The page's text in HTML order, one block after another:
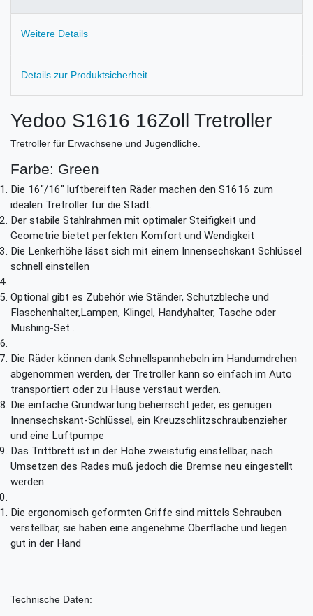
Weitere Details
Details zur Produktsicherheit
Yedoo S1616 16Zoll Tretroller
Tretroller für Erwachsene und Jugendliche.
Farbe: Green
Die 16"/16" luftbereiften Räder machen den S1616 zum
idealen Tretroller für die Stadt.
Der stabile Stahlrahmen mit optimaler Steifigkeit und
Geometrie bietet perfekten Komfort und Wendigkeit
Die Lenkerhöhe lässt sich mit einem Innensechskant Schlüssel
schnell einstellen
Optional gibt es Zubehör wie Ständer, Schutzbleche und
Flaschenhalter,Lampen, Klingel, Handyhalter, Tasche oder
Mushing-Set .
Die Räder können dank Schnellspannhebeln im Handumdrehen
abgenommen werden, der Tretroller kann so einfach im Auto
transportiert oder zu Hause verstaut werden.
Die einfache Grundwartung beherrscht jeder, es genügen
Innensechskant-Schlüssel, ein Kreuzschlitzschraubenzieher
und eine Luftpumpe
Das Trittbrett ist in der Höhe zweistufig einstellbar, nach
Umsetzen des Rades muß jedoch die Bremse neu eingestellt
werden.
Die ergonomisch geformten Griffe sind mittels Schrauben
verstellbar, sie haben eine angenehme Oberfläche und liegen
gut in der Hand
Technische Daten: